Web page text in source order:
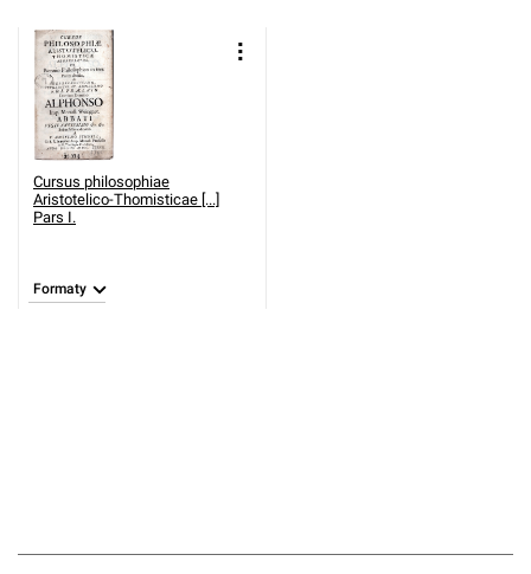
Cursus philosophiae
Aristotelico-Thomisticae [...]
Pars I.
Formaty